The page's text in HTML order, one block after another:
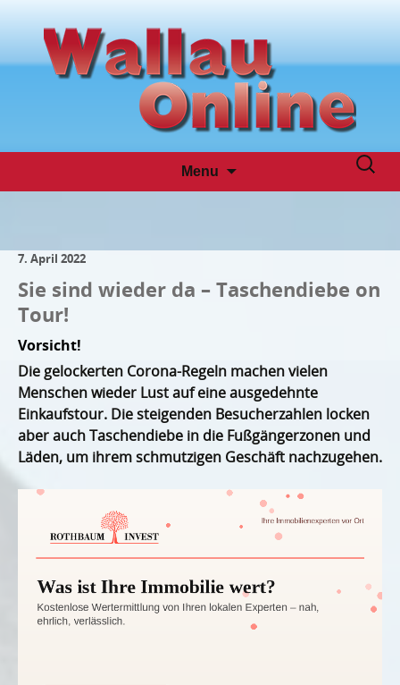
Menu
Suchen
7. April 2022
Sie sind wieder da – Taschendiebe on
Tour!
Vorsicht!
Die gelockerten Corona-Regeln machen vielen
Menschen wieder Lust auf eine ausgedehnte
Einkaufstour. Die steigenden Besucherzahlen locken
aber auch Taschendiebe in die Fußgängerzonen und
Läden, um ihrem schmutzigen Geschäft nachzugehen.